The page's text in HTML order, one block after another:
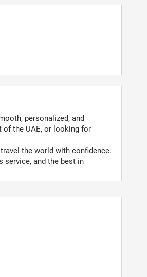
personalized, and
of the UAE, or looking for
the world with confidence.
service, and the best in